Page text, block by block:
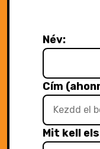
Név:
Cím
Mit kell